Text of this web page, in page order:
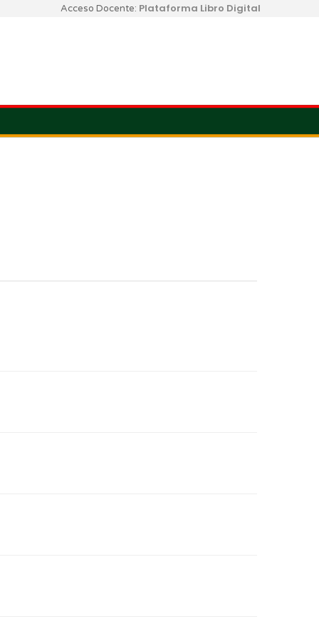
Acceso Docente: Plataforma Libro Digital